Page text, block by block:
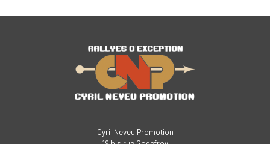
Cyril Neveu Promotion